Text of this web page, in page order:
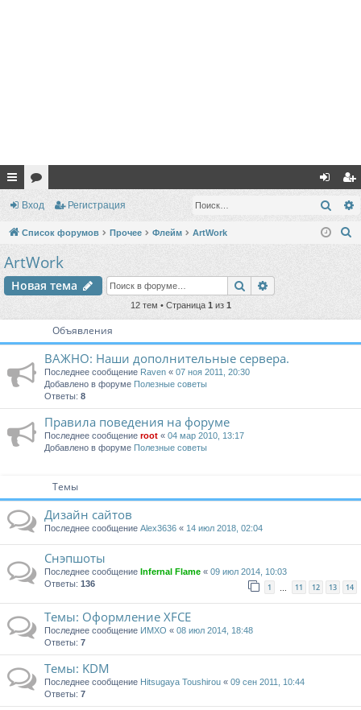
с
ы
и
ор хо
д
ег
ис
Вход Регистрация
Список форумов Прочее Флейм ArtWork
ArtWork
Новая тема Поиск
12 тем • Страница 1 из 1
Объявления
ВАЖНО: Наши дополнительные сервера.
Последнее сообщение Raven « 07 ноя 2011, 20:30
Добавлено в форуме Полезные советы
Ответы: 8
Правила поведения на форуме
Последнее сообщение root « 04 мар 2010, 13:17
Добавлено в форуме Полезные советы
Темы
Дизайн сайтов
Последнее сообщение Alex3636 « 14 июл 2018, 02:04
Снэпшоты
Последнее сообщение Infernal Flame « 09 июл 2014, 10:03
Ответы: 136 1 … 11 12 13 14
Темы: Оформление XFCE
Последнее сообщение ИМХО « 08 июл 2014, 18:48
Ответы: 7
Темы: KDM
Последнее сообщение Hitsugaya Toushirou « 09 сен 2011, 10:44
Ответы: 7